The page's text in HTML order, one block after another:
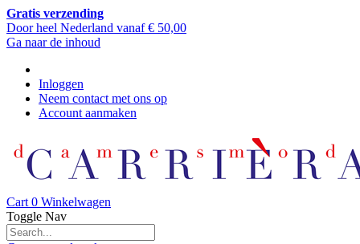
Gratis verzending
Door heel Nederland vanaf € 50,00
Ga naar de inhoud
Inloggen
Neem contact met ons op
Account aanmaken
Cart 0 Winkelwagen
Toggle Nav